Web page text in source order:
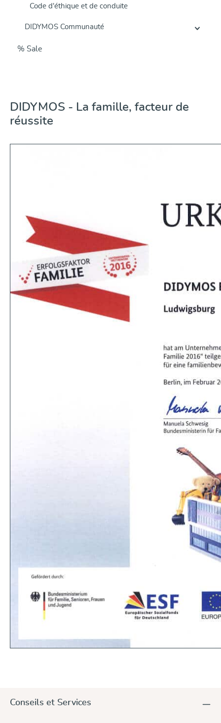
Code d'éthique et de conduite
DIDYMOS Communauté
% Sale
DIDYMOS - La famille, facteur de
réussite
Conseils et Services